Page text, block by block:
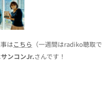
はこちら （一週間はradiko聴取で
サンコンJr.さんです！